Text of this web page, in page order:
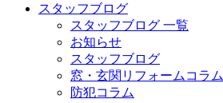
スタッフブログ
スタッフブログ 一覧
お知らせ
スタッフブログ
窓・玄関リフォームコラム
防犯コラム